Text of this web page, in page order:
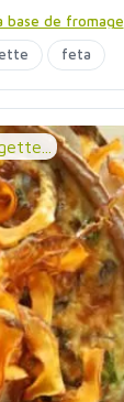
base de fromage
feta